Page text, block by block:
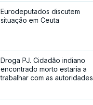
Eurodeputados discutem
situação em Ceuta
Droga PJ. Cidadão indiano
encontrado morto estaria a
trabalhar com as autoridades